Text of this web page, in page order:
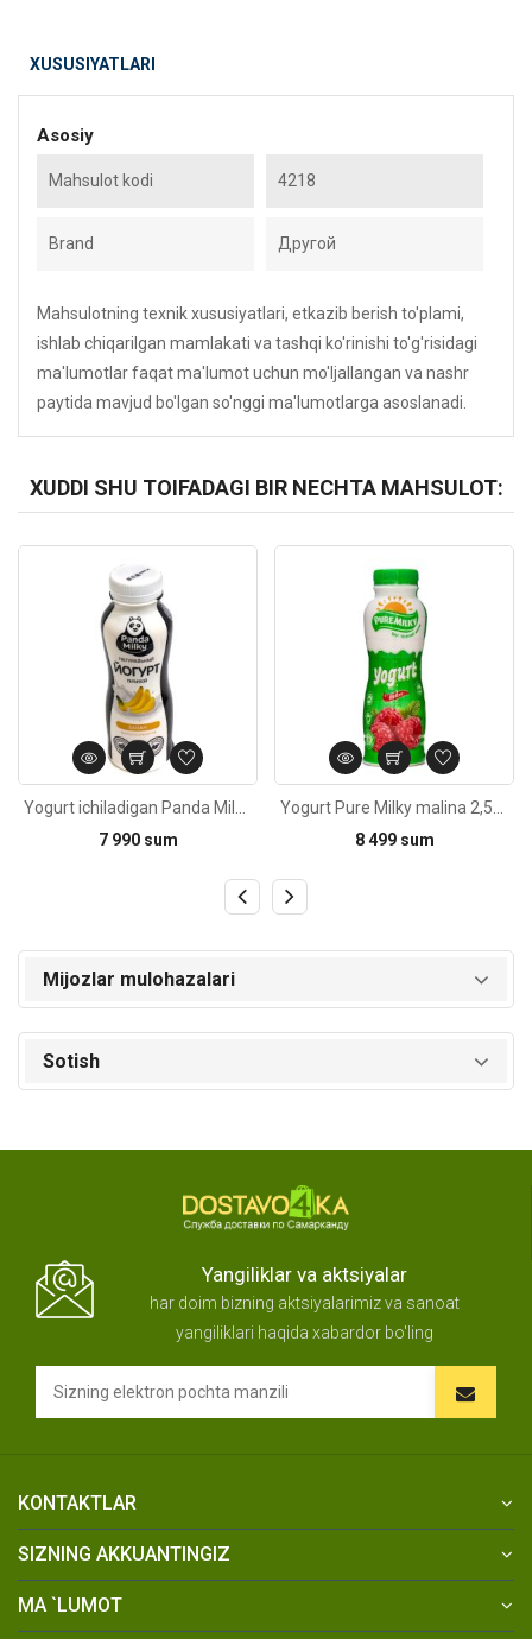
XUSUSIYATLARI
Asosiy
Mahsulot kodi 4218
Brand Другой
Mahsulotning texnik xususiyatlari, etkazib berish to'plami,
ishlab chiqarilgan mamlakati va tashqi ko'rinishi to'g'risidagi
ma'lumotlar faqat ma'lumot uchun mo'ljallangan va nashr
paytida mavjud bo'lgan so'nggi ma'lumotlarga asoslanadi.
XUDDI SHU TOIFADAGI BIR NECHTA MAHSULOT:
7 990 sum
8 499 sum
Mijozlar mulohazalari
Sotish
Yangiliklar va aktsiyalar
har doim bizning aktsiyalarimiz va sanoat
yangiliklari haqida xabardor bo'ling
KONTAKTLAR
SIZNING AKKUANTINGIZ
MA `LUMOT